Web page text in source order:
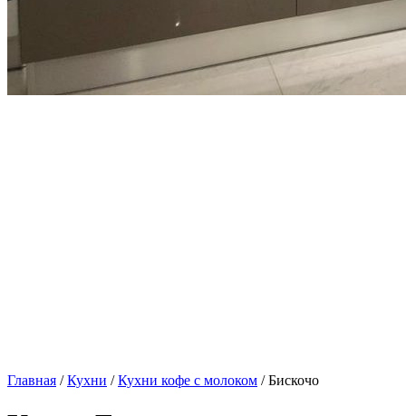
Главная /Кухни /Кухни кофе с молоком / Бискочо